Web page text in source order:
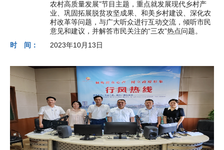
农村高质量发展”节目主题，重点就发展现代乡村产
业、巩固拓展脱贫攻坚成果、和美乡村建设、深化农
村改革等问题，与广大听众进行互动交流，倾听市民
意见和建议，并解答市民关注的“三农”热点问题。
时 间：
2023年10月13日